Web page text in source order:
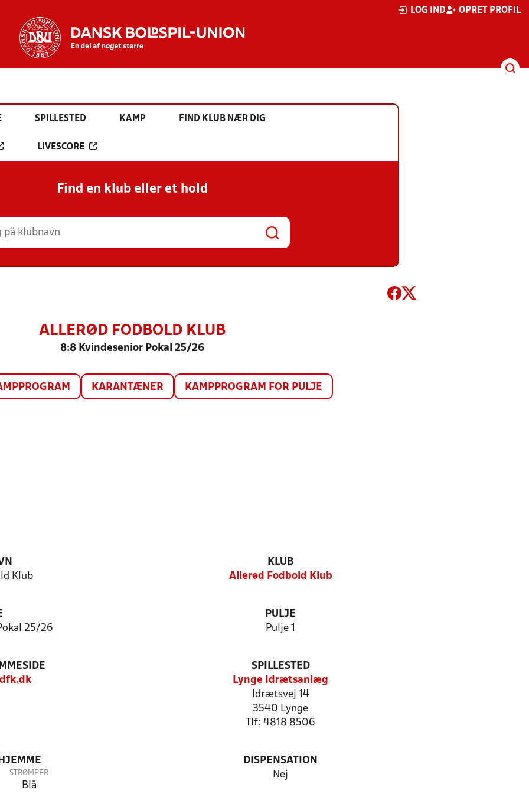
LOG IND OPRET PROFIL
SPILLESTED KAMP FIND KLUB NÆR DIG
LIVESCORE
Find en klub eller et hold
ALLERØD FODBOLD KLUB
8:8 Kvindesenior Pokal 25/26
KARANTÆNER KAMPPROGRAM FOR PULJE
Klub
KLUB
Allerød Fodbold Klub
25/26
PULJE
Pulje 1
SPILLESTED
Lynge Idrætsanlæg
Idrætsvej 14
3540 Lynge
Tlf: 4818 8506
STRØMPER
Blå
DISPENSATION
Nej